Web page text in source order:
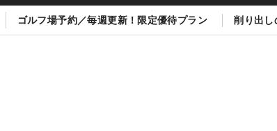
ゴルフ場予約／毎週更新！限定優待プラン 削り出し